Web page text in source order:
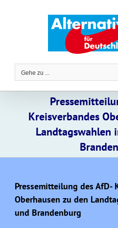
Gehe zu ...
Kreisverbandes
Landtagswahlen
Pressemitteilung des AfD-
Oberhausen zu den
und Brandenburg